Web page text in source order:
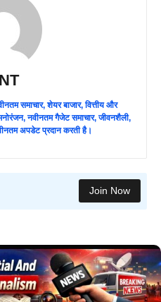
समाचार, शेयर बाजार, वित्तीय और
नवीनतम गैजेट समाचार, जीवनशैली,
अपडेट प्रदान करती है।
Join Now